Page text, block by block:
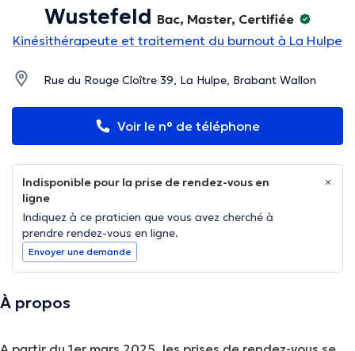
Wustefeld Bac, Master, Certifiée
Kinésithérapeute et traitement du burnout à La Hulpe
Rue du Rouge Cloître 39, La Hulpe, Brabant Wallon
Voir le n° de téléphone
Indisponible pour la prise de rendez-vous en
ligne
Indiquez à ce praticien que vous avez cherché à
prendre rendez-vous en ligne.
Envoyer une demande
À propos